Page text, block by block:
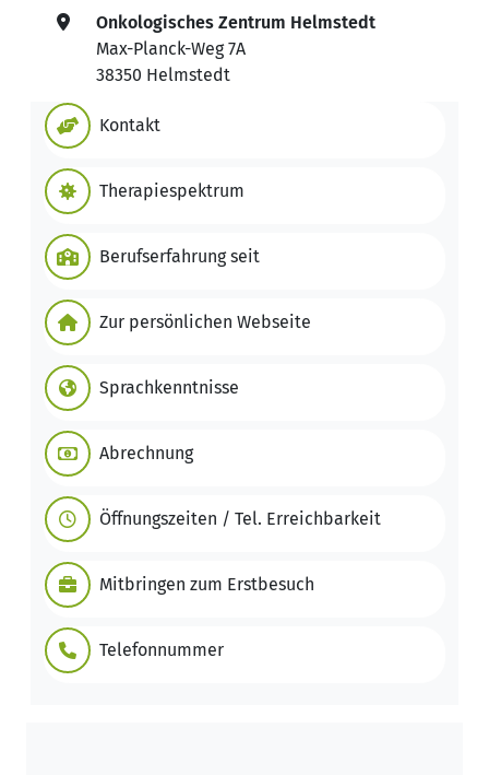
Onkologisches Zentrum Helmstedt
Max-Planck-Weg 7A
38350 Helmstedt
Kontakt
Therapiespektrum
Berufserfahrung seit
Zur persönlichen Webseite
Sprachkenntnisse
Abrechnung
Öffnungszeiten / Tel. Erreichbarkeit
Mitbringen zum Erstbesuch
Telefonnummer